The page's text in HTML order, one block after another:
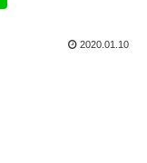
2020.01.10